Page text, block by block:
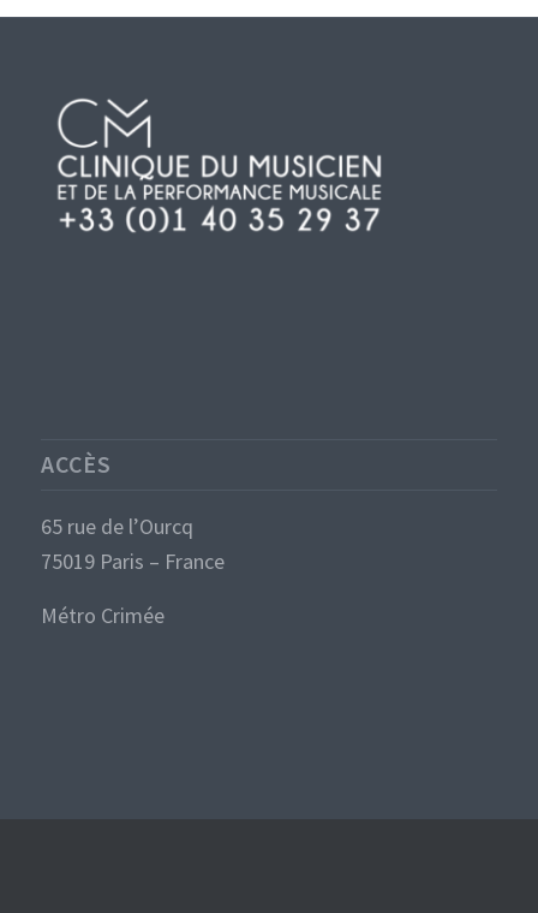
ACCÈS
65 rue de l’Ourcq
75019 Paris – France
Métro Crimée